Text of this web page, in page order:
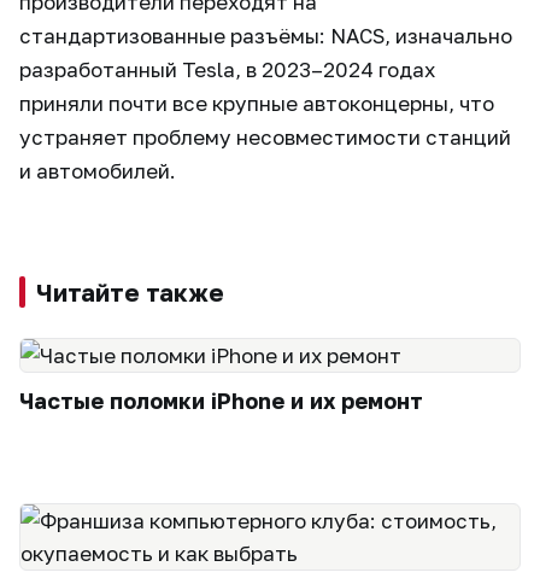
стандартизованные разъёмы: NACS, изначально
разработанный Tesla, в 2023–2024 годах
приняли почти все крупные автоконцерны, что
устраняет проблему несовместимости станций
и автомобилей.
Читайте также
Частые поломки iPhone и их ремонт